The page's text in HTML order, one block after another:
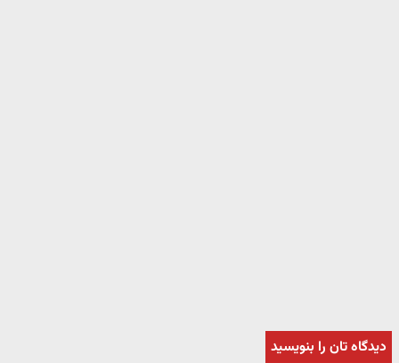
دیدگاه تان را بنویسید